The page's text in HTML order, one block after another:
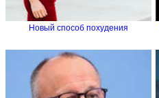
Новый способ похудения